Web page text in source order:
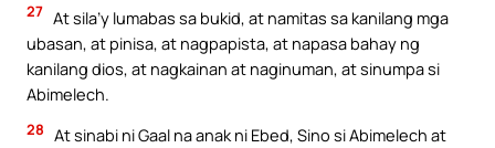
27 At sila’y lumabas sa bukid, at namitas sa kanilang mga
ubasan, at pinisa, at nagpapista, at napasa bahay ng
kanilang dios, at nagkainan at naginuman, at sinumpa si
Abimelech.
28 At sinabi ni Gaal na anak ni Ebed, Sino si Abimelech at